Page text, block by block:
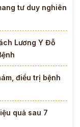
tư duy nghiên
Lương Y Đỗ
điều trị bệnh
quả sau 7